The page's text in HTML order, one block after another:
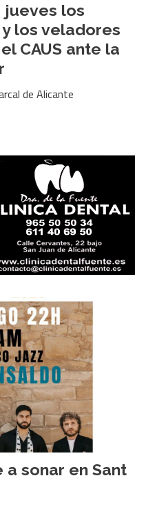
los
los veladores
CAUS ante la
de Alicante
a sonar en Sant